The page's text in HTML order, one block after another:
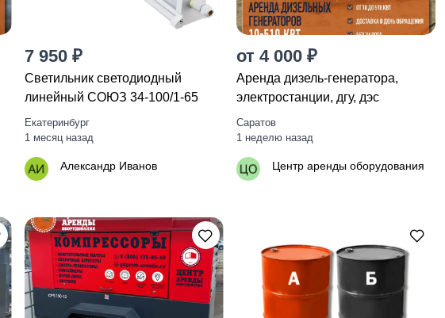
7 950 ₽
Светильник светодиодный
линейный СОЮЗ 34-100/1-65
Екатеринбург
1 месяц назад
Александр Иванов
от 4 000 ₽
Apeндa дизель-генератора,
элeктрoстанции, дгу, дэc
Саратов
1 неделю назад
Центр аренды оборудования